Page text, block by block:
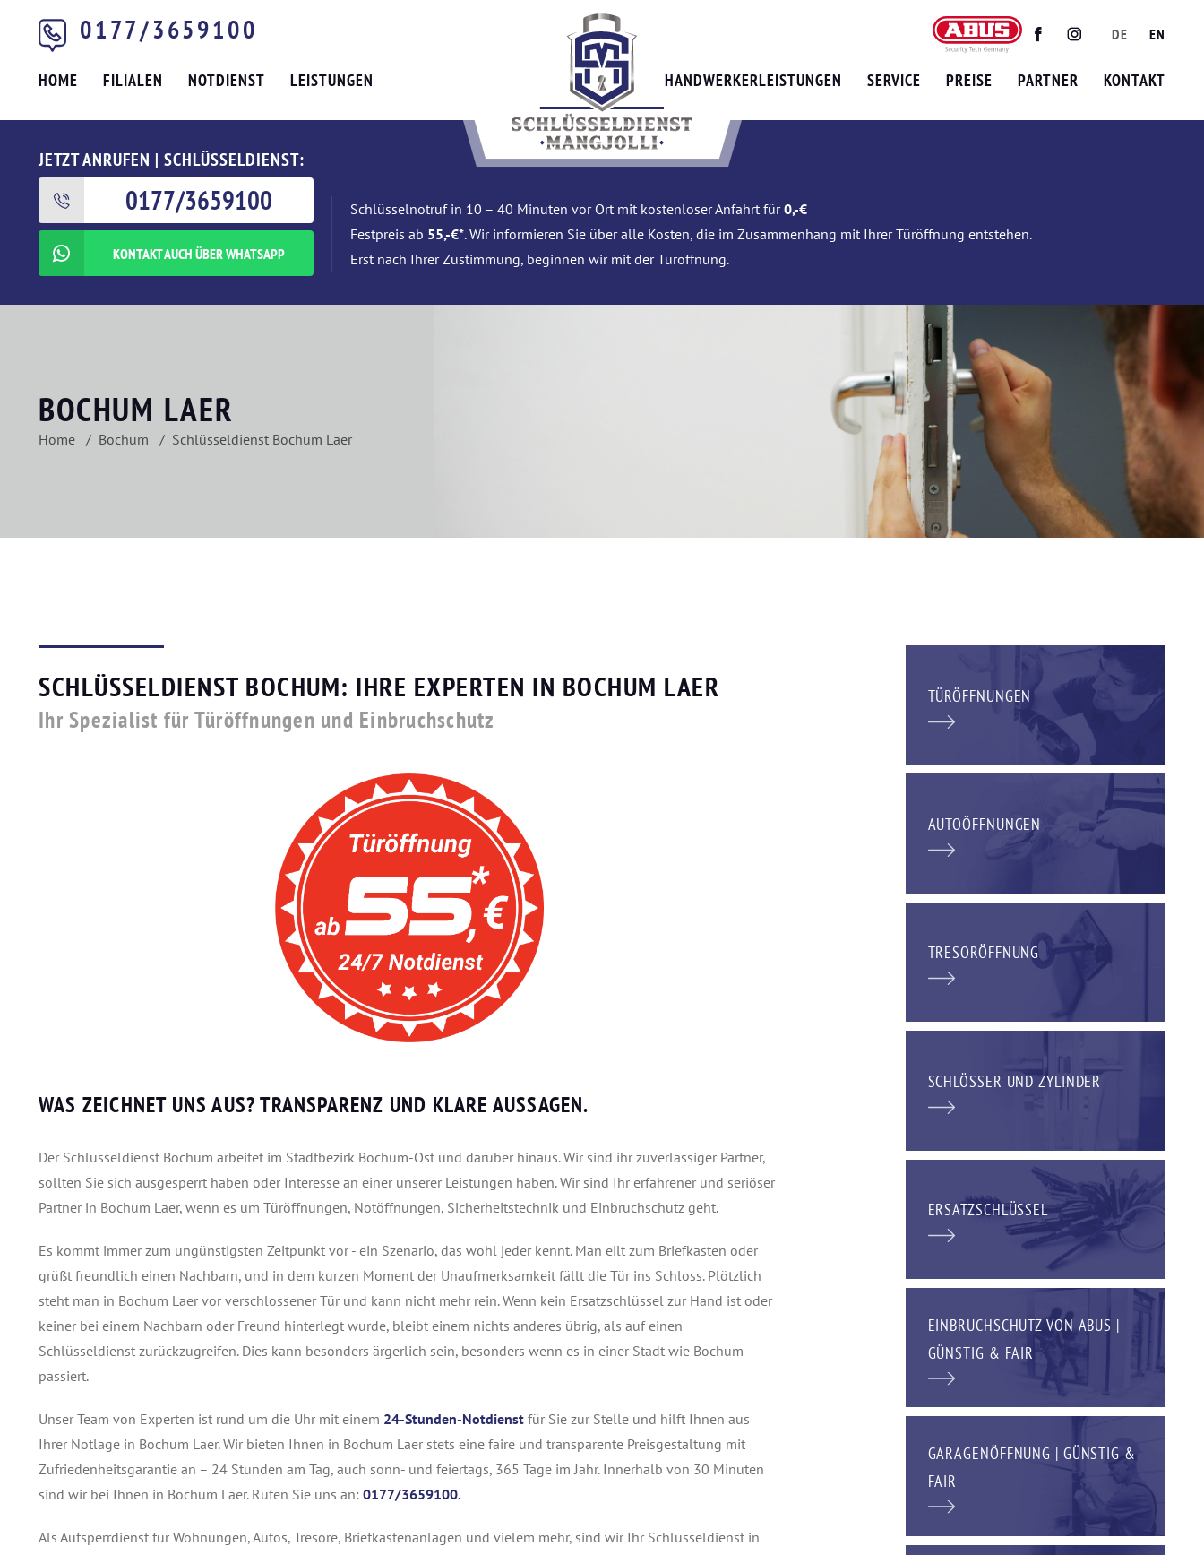
0177/3659100 TwitterFacebookInstagram
DE EN
HOME FILIALEN NOTDIENST LEISTUNGEN HANDWERKERLEISTUNGEN SERVICE PREISE PARTNER KONTAKT
JETZT ANRUFEN | SCHLÜSSELDIENST:
0177/3659100
KONTAKT AUCH ÜBER WHATSAPP
Schlüsselnotruf in 10 – 40 Minuten vor Ort mit kostenloser Anfahrt für0,-€
Festpreis ab 55,-€*. Wir informieren Sie über alle Kosten, die im Zusammenhang mit Ihrer Türöffnung entstehen.
Erst nach Ihrer Zustimmung, beginnen wir mit der Türöffnung.
BOCHUM LAER
Home Bochum Schlüsseldienst Bochum Laer
SCHLÜSSELDIENST BOCHUM: IHRE EXPERTEN IN BOCHUM LAER
Ihr Spezialist für Türöffnungen und Einbruchschutz
WAS ZEICHNET UNS AUS?TRANSPARENZ UND KLARE AUSSAGEN.
Der Schlüsseldienst Bochum arbeitet im Stadtbezirk Bochum-Ost und darüber hinaus. Wir sind ihr zuverlässiger Partner,
sollten Sie sich ausgesperrt haben oder Interesse an einer unserer Leistungen haben. Wir sind Ihr erfahrener und seriöser
Partner in Bochum Laer, wenn es um Türöffnungen, Notöffnungen, Sicherheitstechnik und Einbruchschutz geht.
Es kommt immer zum ungünstigsten Zeitpunkt vor - ein Szenario, das wohl jeder kennt. Man eilt zum Briefkasten oder
grüßt freundlich einen Nachbarn, und in dem kurzen Moment der Unaufmerksamkeit fällt die Tür ins Schloss. Plötzlich
steht man in Bochum Laer vor verschlossener Tür und kann nicht mehr rein. Wenn kein Ersatzschlüssel zur Hand ist oder
keiner bei einem Nachbarn oder Freund hinterlegt wurde, bleibt einem nichts anderes übrig, als auf einen
Schlüsseldienst zurückzugreifen. Dies kann besonders ärgerlich sein, besonders wenn es in einer Stadt wie Bochum
passiert.
Unser Team von Experten ist rund um die Uhr mit einem 24-Stunden-Notdienst für Sie zur Stelle und hilft Ihnen aus
Ihrer Notlage in Bochum Laer. Wir bieten Ihnen in Bochum Laer stets eine faire und transparente Preisgestaltung mit
Zufriedenheitsgarantie an – 24 Stunden am Tag, auch sonn- und feiertags, 365 Tage im Jahr. Innerhalb von 30 Minuten
sind wir bei Ihnen in Bochum Laer. Rufen Sie uns an: 0177/3659100.
Als Aufsperrdienst für Wohnungen, Autos, Tresore, Briefkastenanlagen und vielem mehr, sind wir Ihr Schlüsseldienst in
TÜRÖFFNUNGEN
AUTOÖFFNUNGEN
TRESORÖFFNUNG
SCHLÖSSER UND ZYLINDER
ERSATZSCHLÜSSEL
EINBRUCHSCHUTZ VON ABUS |
GÜNSTIG & FAIR
GARAGENÖFFNUNG | GÜNSTIG &
FAIR